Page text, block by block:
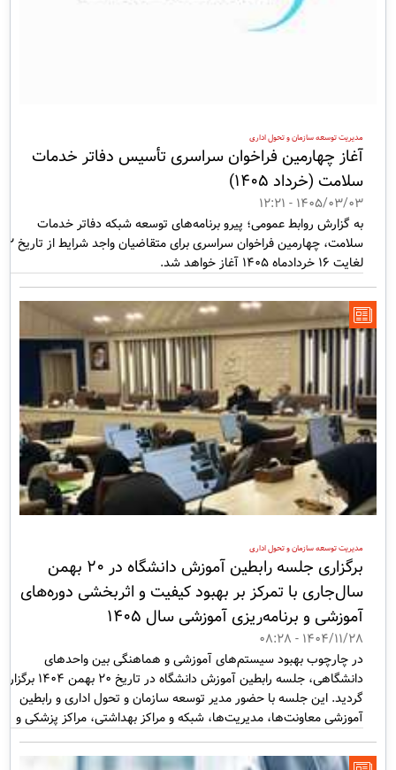
مدیریت توسعه سازمان و تحول اداری
آغاز چهارمین فراخوان سراسری تأسیس دفاتر خدمات
سلامت (خرداد ۱۴۰۵)
1405/03/03 - 12:21
به گزارش روابط عمومی؛ پیرو برنامه‌های توسعه شبکه دفاتر خدمات
سلامت، چهارمین فراخوان سراسری برای متقاضیان واجد شرایط از تاریخ ۲
لغایت ۱۶ خردادماه ۱۴۰۵ آغاز خواهد شد.
مدیریت توسعه سازمان و تحول اداری
برگزاری جلسه رابطین آموزش دانشگاه در ۲۰ بهمن
سال‌جاری با تمرکز بر بهبود کیفیت و اثربخشی دوره‎‌های
آموزشی و برنامه‌ریزی آموزشی سال ۱۴۰۵
1404/11/28 - 08:28
در چارچوب بهبود سیستم‌های آموزشی و هماهنگی بین واحدهای
دانشگاهی، جلسه رابطین آموزش دانشگاه در تاریخ ۲۰ بهمن ۱۴۰۴ برگزار
گردید. این جلسه با حضور مدیر توسعه سازمان و تحول اداری و رابطین
آموزشی معاونت‌ها، مدیریت‌ها، شبکه و مراکز بهداشتی، مراکز پزشکی و
بیمارستان‌ها و دانشکده‌ها، به بررسی اولویت‌های آموزشی سال ۱۴۰۵ و
بهینه‌سازی دوره‌های آموزشی پرداخت.